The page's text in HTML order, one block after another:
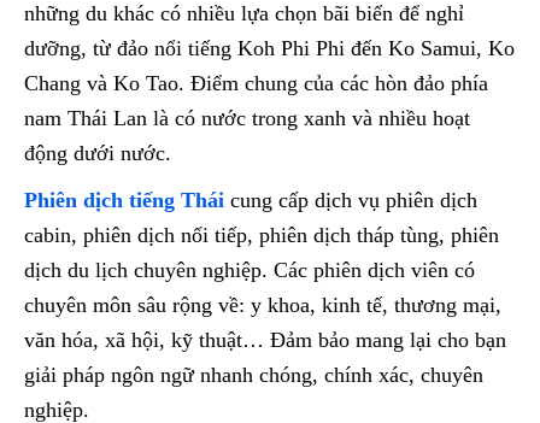
những du khác có nhiều lựa chọn bãi biển để nghỉ
dưỡng, từ đảo nổi tiếng Koh Phi Phi đến Ko Samui, Ko
Chang và Ko Tao. Điểm chung của các hòn đảo phía
nam Thái Lan là có nước trong xanh và nhiều hoạt
động dưới nước.
Phiên dịch tiếng Thái cung cấp dịch vụ phiên dịch
cabin, phiên dịch nối tiếp, phiên dịch tháp tùng, phiên
dịch du lịch chuyên nghiệp. Các phiên dịch viên có
chuyên môn sâu rộng về: y khoa, kinh tế, thương mại,
văn hóa, xã hội, kỹ thuật… Đảm bảo mang lại cho bạn
giải pháp ngôn ngữ nhanh chóng, chính xác, chuyên
nghiệp.